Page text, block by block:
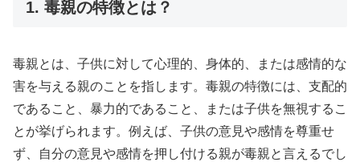
1. 毒親の特徴とは？
毒親とは、子供に対して心理的、身体的、または感情的な
害を与える親のことを指します。毒親の特徴には、支配的
であること、暴力的であること、または子供を無視するこ
とが挙げられます。例えば、子供の意見や感情を尊重せ
ず、自分の意見や感情を押し付ける親が毒親と言えるでし